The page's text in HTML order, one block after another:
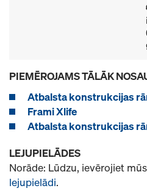
PIEMĒROJAMS TĀLĀK
Atbalsta konstrukcijas
Frami Xlife
Atbalsta konstrukcijas
LEJUPIELĀDES
Norāde: Lūdzu, ievērojiet
lejupielādi.